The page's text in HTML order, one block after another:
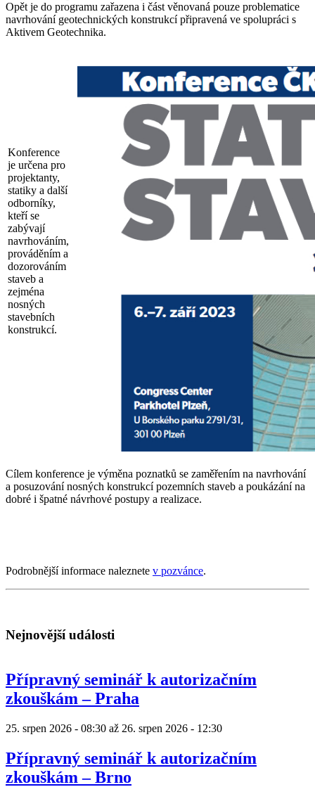
Opět je do programu zařazena i část věnovaná pouze problematice
navrhování geotechnických konstrukcí připravená ve spolupráci s
Aktivem Geotechnika.
Konference
je určena pro
projektanty,
statiky a další
odborníky,
kteří se
zabývají
navrhováním,
prováděním a
dozorováním
staveb a
zejména
nosných
stavebních
konstrukcí.
Cílem konference je výměna poznatků se zaměřením na navrhování
a posuzování nosných konstrukcí pozemních staveb a poukázání na
dobré i špatné návrhové postupy a realizace.
Podrobnější informace naleznete v pozvánce.
Nejnovější události
Přípravný seminář k autorizačním
zkouškám – Praha
25. srpen 2026 - 08:30 až 26. srpen 2026 - 12:30
Přípravný seminář k autorizačním
zkouškám – Brno